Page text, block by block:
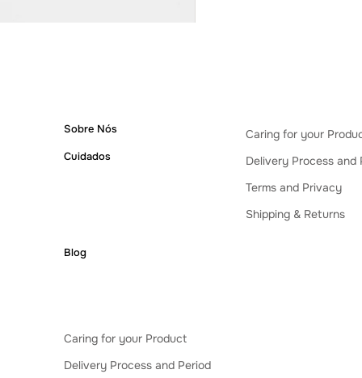
Sobre Nós
Cuidados
Caring for your
Delivery Process and
Terms and Privacy
Shipping & Returns
Blog
Caring for your Product
Delivery Process and Period